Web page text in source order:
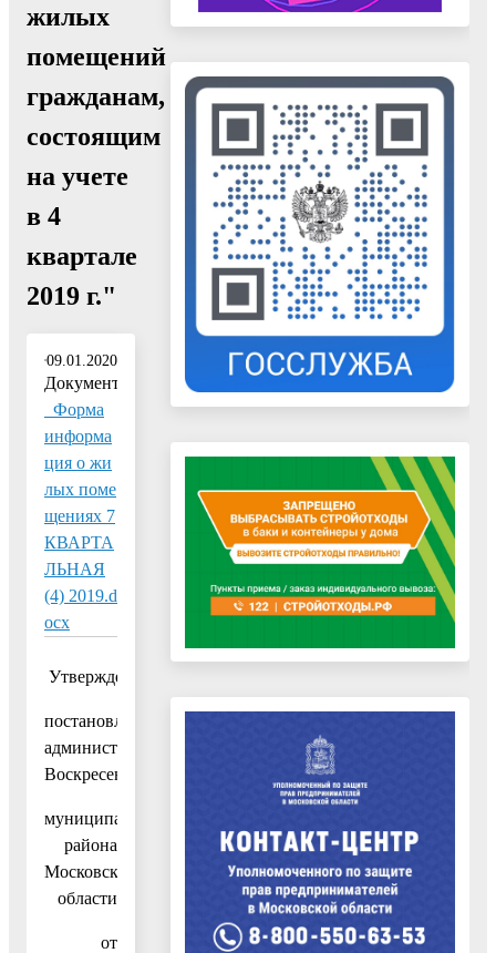
жилых
помещений
гражданам,
состоящим
на учете
в 4
квартале
2019 г."
09.01.2020
Документ:
_Форма
информа
ция о жи
лых поме
щениях 7
КВАРТА
ЛЬНАЯ
(4) 2019.d
ocx
Утвержден:
постановлением
администрации
Воскресенского
муниципального
района
Московской
области
от